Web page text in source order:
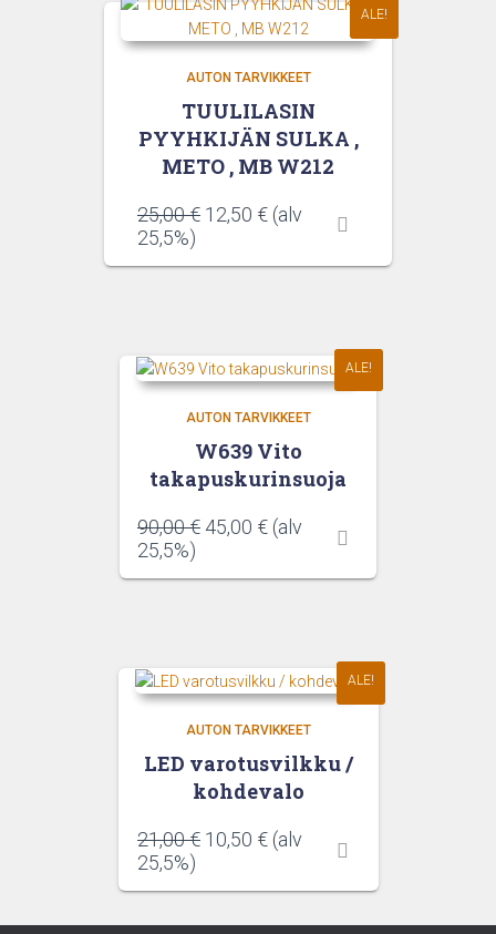
ALE!
AUTON TARVIKKEET
TUULILASIN
PYYHKIJÄN SULKA ,
METO , MB W212
25,00€ Alkuperäinen
12,50 €Nykyinen
(alv
25,5%)
ALE!
AUTON TARVIKKEET
W639 Vito
takapuskurinsuoja
90,00€ Alkuperäinen
45,00 €Nykyinen
(alv
25,5%)
ALE!
AUTON TARVIKKEET
LED varotusvilkku /
kohdevalo
21,00€ Alkuperäinen
10,50 €Nykyinen
(alv
25,5%)